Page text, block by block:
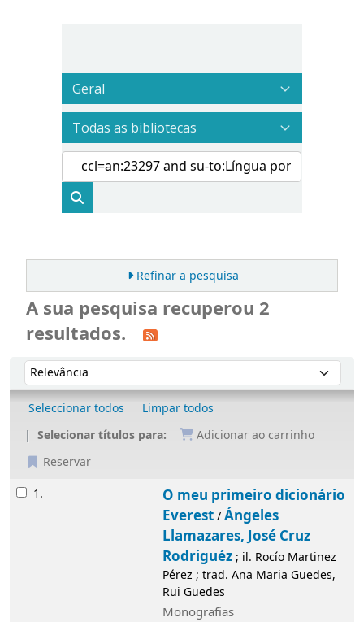
Refinar a pesquisa
A sua pesquisa recuperou 2
resultados.
Ordenar
Ordenar por:
Seleccionar todos
Limpar todos
Selecionar títulos para:
Adicionar ao carrinho
Reservar
Resultados
1.
O meu primeiro dicionário
Everest/Ángeles
Llamazares, José Cruz
Rodriguéz; il. Rocío Martinez
Pérez ; trad. Ana Maria Guedes,
Rui Guedes
Monografias